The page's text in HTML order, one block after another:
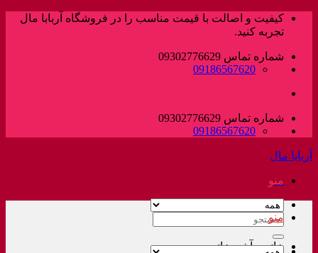
پرش
کیفیت و اصالت با قیمت مناسب را در فروشگاه آربابا مال
تجربه کنید.
شماره تماس 09302776629
09186567620
شماره تماس 09302776629
09186567620
آربابا مال
منو
جستجو
خانه و آشپزخانه
منو